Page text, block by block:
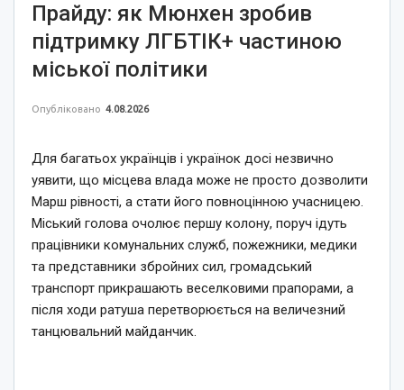
Прайду: як Мюнхен зробив
підтримку ЛГБТІК+ частиною
міської політики
Опубліковано 4.08.2026
Для багатьох українців і українок досі незвично
уявити, що місцева влада може не просто дозволити
Марш рівності, а стати його повноцінною учасницею.
Міський голова очолює першу колону, поруч ідуть
працівники комунальних служб, пожежники, медики
та представники збройних сил, громадський
транспорт прикрашають веселковими прапорами, а
після ходи ратуша перетворюється на величезний
танцювальний майданчик.